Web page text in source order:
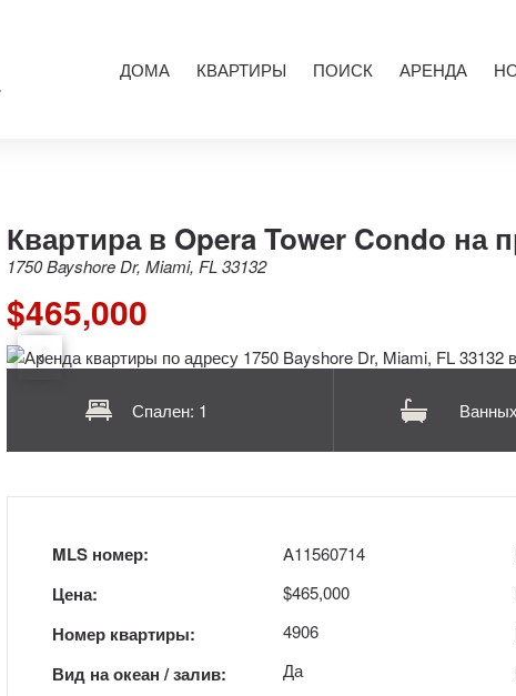
ДОМА КВАРТИРЫ ПОИСК АРЕНДА
Квартира в Opera Tower Condo на
1750 Bayshore Dr, Miami, FL 33132
$465,000
Спален: 1
MLS номер:
Цена:
Номер квартиры:
Вид на океан / залив:
A11560714
$465,000
4906
Да